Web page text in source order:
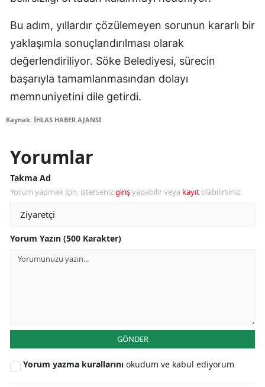
Bu adım, yıllardır çözülemeyen sorunun kararlı bir
yaklaşımla sonuçlandırılması olarak
değerlendiriliyor. Söke Belediyesi, sürecin
başarıyla tamamlanmasından dolayı
memnuniyetini dile getirdi.
Kaynak: İHLAS HABER AJANSI
Yorumlar
Takma Ad
Yorum yapmak için, istersenizgirişyapabilir veya kayıt olabilirsiniz.
Yorum Yazın (500 Karakter)
GÖNDER
Yorum yazma kurallarını okudum ve kabul ediyorum